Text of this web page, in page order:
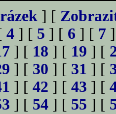
] [
4 ] [ 5 ] [ 6 ] [ 7
] [ 18 ] [ 19 ] [
] [ 30 ] [ 31 ] [
] [ 42 ] [ 43 ] [
] [ 54 ] [ 55 ] [